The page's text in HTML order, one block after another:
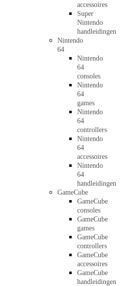
accessoires
Super
Nintendo
handleidingen
Nintendo
64
Nintendo
64
consoles
Nintendo
64
games
Nintendo
64
controllers
Nintendo
64
accessoires
Nintendo
64
handleidingen
GameCube
GameCube
consoles
GameCube
games
GameCube
controllers
GameCube
accessoires
GameCube
handleidingen